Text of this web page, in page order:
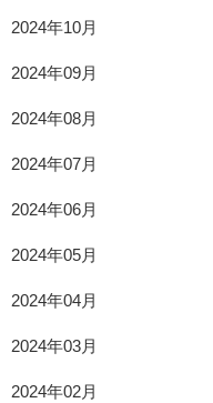
2024年10月
2024年09月
2024年08月
2024年07月
2024年06月
2024年05月
2024年04月
2024年03月
2024年02月